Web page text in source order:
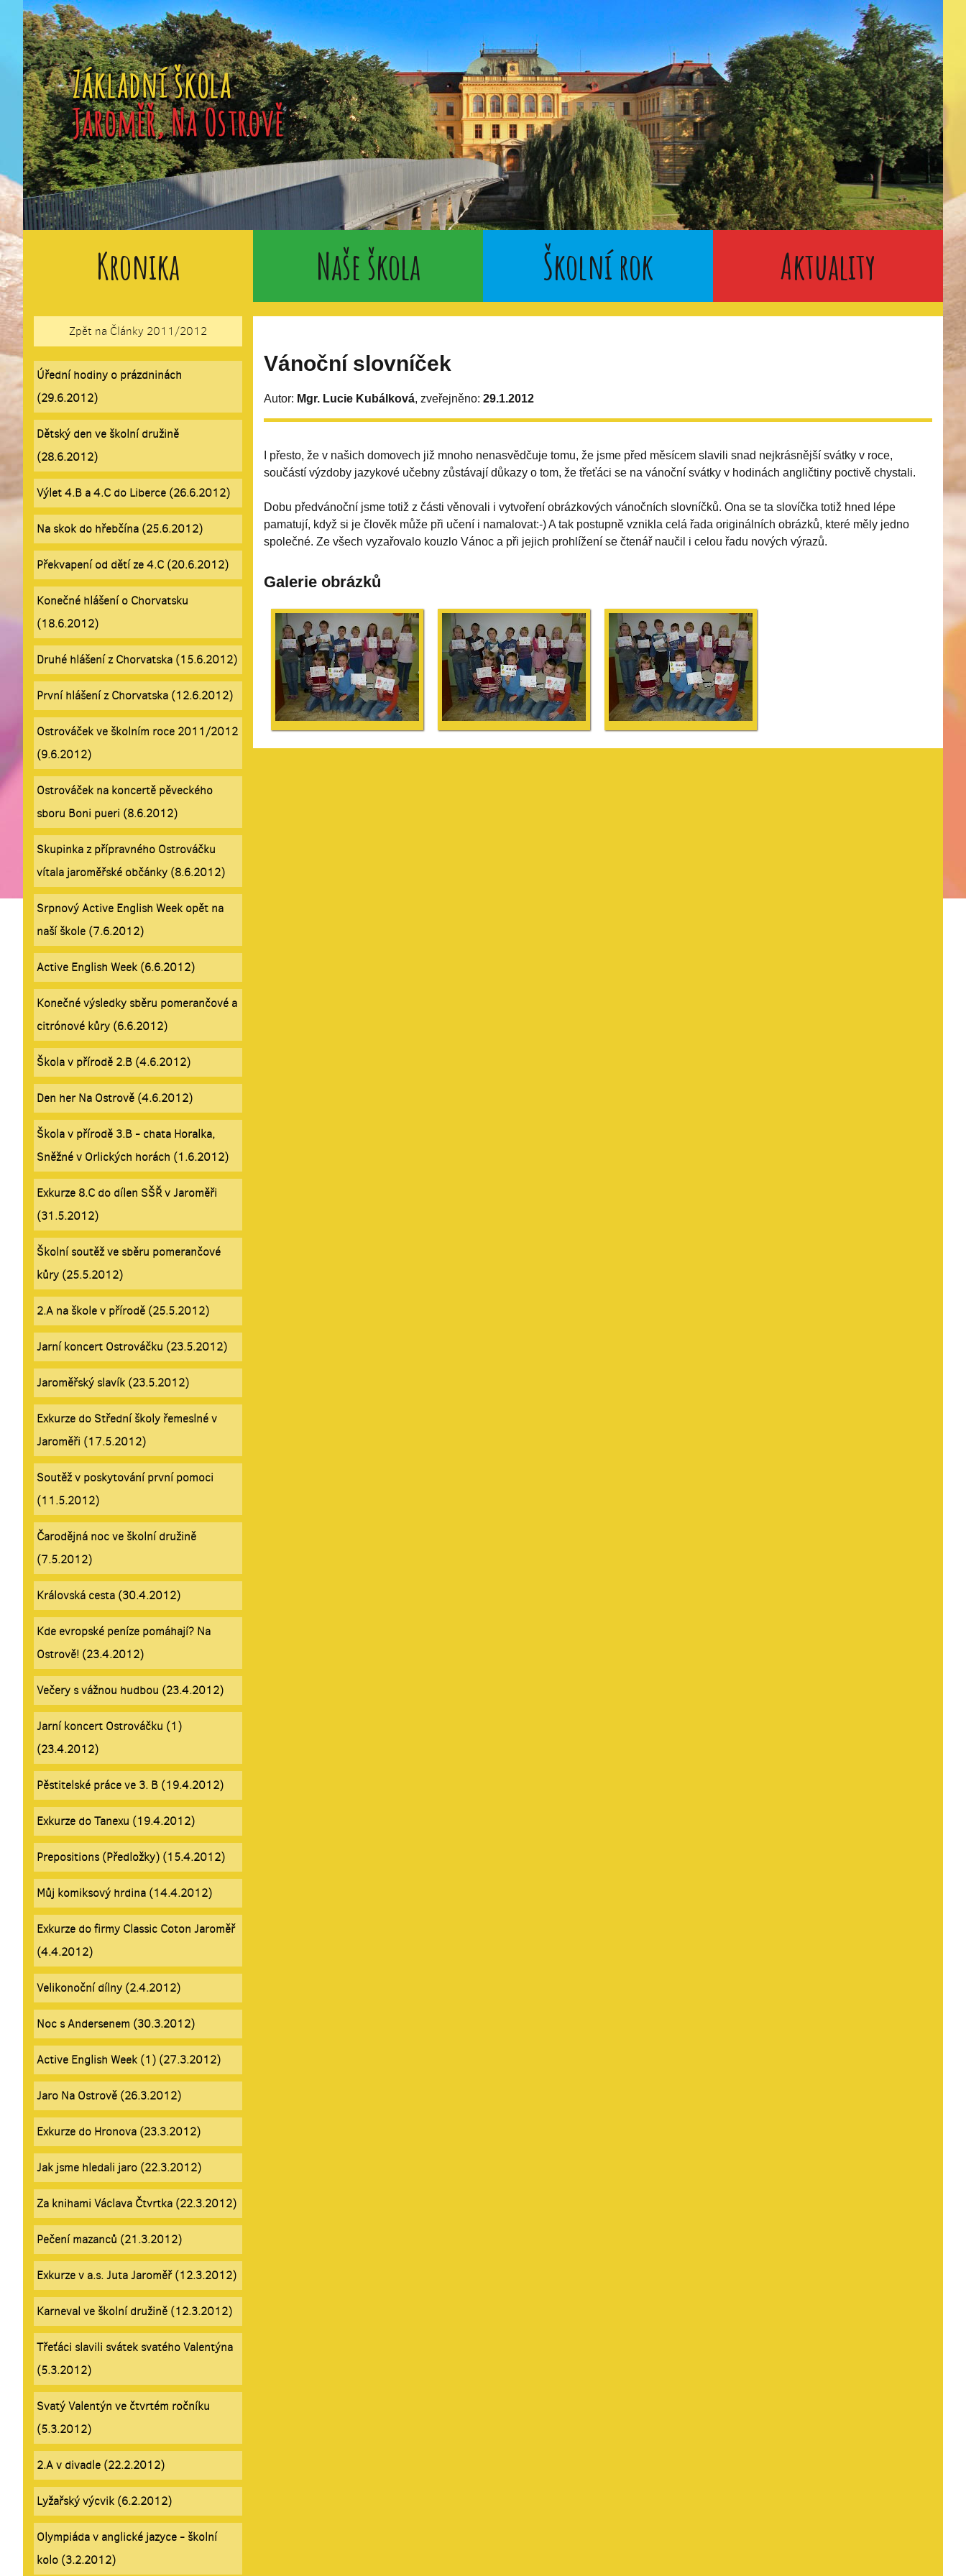
Kronika Naše škola Školní rok Aktuality
Zpět na Články 2011/2012
Úřední hodiny o prázdninách
(29.6.2012)
Dětský den ve školní družině
(28.6.2012)
Výlet 4.B a 4.C do Liberce (26.6.2012)
Na skok do hřebčína (25.6.2012)
Překvapení od dětí ze 4.C (20.6.2012)
Konečné hlášení o Chorvatsku
(18.6.2012)
Druhé hlášení z Chorvatska (15.6.2012)
První hlášení z Chorvatska (12.6.2012)
Ostrováček ve školním roce 2011/2012
(9.6.2012)
Ostrováček na koncertě pěveckého
sboru Boni pueri (8.6.2012)
Skupinka z přípravného Ostrováčku
vítala jaroměřské občánky (8.6.2012)
Srpnový Active English Week opět na
naší škole (7.6.2012)
Active English Week (6.6.2012)
Konečné výsledky sběru pomerančové a
citrónové kůry (6.6.2012)
Škola v přírodě 2.B (4.6.2012)
Den her Na Ostrově (4.6.2012)
Škola v přírodě 3.B - chata Horalka,
Sněžné v Orlických horách (1.6.2012)
Exkurze 8.C do dílen SŠŘ v Jaroměři
(31.5.2012)
Školní soutěž ve sběru pomerančové
kůry (25.5.2012)
2.A na škole v přírodě (25.5.2012)
Jarní koncert Ostrováčku (23.5.2012)
Jaroměřský slavík (23.5.2012)
Exkurze do Střední školy řemeslné v
Jaroměři (17.5.2012)
Soutěž v poskytování první pomoci
(11.5.2012)
Čarodějná noc ve školní družině
(7.5.2012)
Královská cesta (30.4.2012)
Kde evropské peníze pomáhají? Na
Ostrově! (23.4.2012)
Večery s vážnou hudbou (23.4.2012)
Jarní koncert Ostrováčku (1)
(23.4.2012)
Pěstitelské práce ve 3. B (19.4.2012)
Exkurze do Tanexu (19.4.2012)
Prepositions (Předložky) (15.4.2012)
Můj komiksový hrdina (14.4.2012)
Exkurze do firmy Classic Coton Jaroměř
(4.4.2012)
Velikonoční dílny (2.4.2012)
Noc s Andersenem (30.3.2012)
Active English Week (1) (27.3.2012)
Jaro Na Ostrově (26.3.2012)
Exkurze do Hronova (23.3.2012)
Jak jsme hledali jaro (22.3.2012)
Za knihami Václava Čtvrtka (22.3.2012)
Pečení mazanců (21.3.2012)
Exkurze v a.s. Juta Jaroměř (12.3.2012)
Karneval ve školní družině (12.3.2012)
Třeťáci slavili svátek svatého Valentýna
(5.3.2012)
Svatý Valentýn ve čtvrtém ročníku
(5.3.2012)
2.A v divadle (22.2.2012)
Lyžařský výcvik (6.2.2012)
Olympiáda v anglické jazyce - školní
kolo (3.2.2012)
Vánoční slovníček
Autor: Mgr. Lucie Kubálková, zveřejněno: 29.1.2012
I přesto, že v našich domovech již mnoho nenasvědčuje tomu, že jsme před měsícem slavili snad nejkrásnější svátky v roce,
součástí výzdoby jazykové učebny zůstávají důkazy o tom, že třeťáci se na vánoční svátky v hodinách angličtiny poctivě chystali.
Dobu předvánoční jsme totiž z části věnovali i vytvoření obrázkových vánočních slovníčků. Ona se ta slovíčka totiž hned lépe
pamatují, když si je člověk může při učení i namalovat:-) A tak postupně vznikla celá řada originálních obrázků, které měly jedno
společné. Ze všech vyzařovalo kouzlo Vánoc a při jejich prohlížení se čtenář naučil i celou řadu nových výrazů.
Galerie obrázků